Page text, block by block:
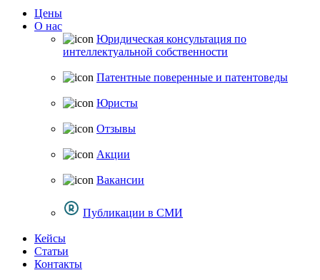
Цены
О нас
Юридическая консультация по
интеллектуальной собственности
Патентные поверенные и патентоведы
Юристы
Отзывы
Акции
Вакансии
Публикации в СМИ
Кейсы
Статьи
Контакты